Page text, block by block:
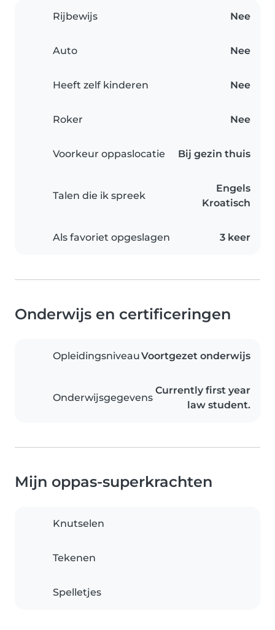
Rijbewijs Nee
Auto Nee
Heeft zelf kinderen Nee
Roker Nee
Voorkeur oppaslocatie Bij gezin thuis
Talen die ik spreek
Engels
Kroatisch
Als favoriet opgeslagen 3 keer
Onderwijs en certificeringen
OpleidingsniveauVoortgezet onderwijs
Onderwijsgegevens
Currently first year
law student.
Mijn oppas-superkrachten
Knutselen
Tekenen
Spelletjes